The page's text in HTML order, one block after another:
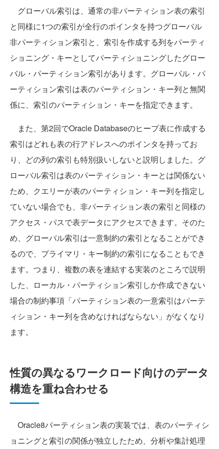
グローバル索引は、通常の非パーティション表の索引
と同様に1つの索引が全行のポインタを持つグローバル
非パーティション索引と、索引を作成する列をパーティ
ショニング・キーとしてパーティショニングしたグロー
バル・パーティション索引があります。グローバル・パ
ーティション索引は表のパーティション・キー列と無関
係に、索引のパーティション・キーを指定できます。
また、第2回でOracle Databaseのヒープ表に作成する
索引はどれも表の行アドレスへのポインタを持ってお
り、どの列の索引も特別扱いしないと説明しました。グ
ローバル索引は表のパーティション・キーとは関係ない
ため、クエリーが表のパーティション・キー列を指定し
ていない場合でも、非パーティション表の索引と同様の
アクセス・パスで表データにアクセスできます。そのた
め、グローバル索引は一意制約の索引となることができ
るので、プライマリ・キー制約の索引になることもでき
ます。つまり、複数の表を連結する実装のところで説明
した、ローカル・パーティション索引しか作成できない
場合の制約事項「パーティション表の一意索引はパーテ
ィション・キー列を含めなければならない」がなくなり
ます。
性質の異なるワークロード向けのデータ
構造を重ね合わせる
Oracle8パーティション表の実装では、表のパーティシ
ョニングと索引の関係が独立したため、分析や集計処理